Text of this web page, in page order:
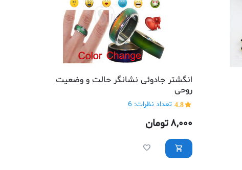
انگشتر جادوئی نشانگر حالت و وضعیت
روحی
4.8 تعداد نظرات: 6
8,000تومان